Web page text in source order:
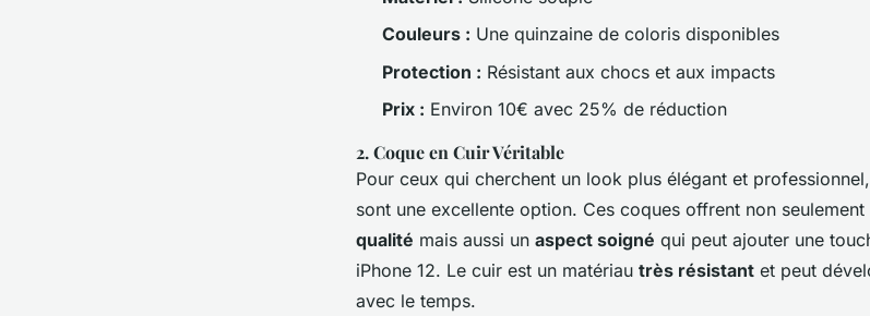
Couleurs : Une quinzaine de coloris disponibles
Protection : Résistant aux chocs et aux impacts
Prix : Environ 10€ avec 25% de réduction
2.Coque en Cuir Véritable
Pour ceux qui cherchent un look plus élégant et
sont une excellente option. Ces coques offrent non seulement
qualité mais aussi un aspect soigné qui peut ajouter une
iPhone 12. Le cuir est un matériau très résistant et peut
avec le temps.